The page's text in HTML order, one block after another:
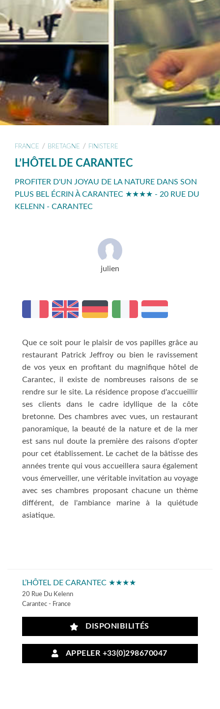
FRANCE / BRETAGNE / FINISTERE
L’HÔTEL DE CARANTEC
PROFITER D'UN JOYAU DE LA NATURE DANS SON
PLUS BEL ÉCRIN À CARANTEC ★★★★ - 20 RUE DU
KELENN - CARANTEC
julien
Que ce soit pour le plaisir de vos papilles grâce au
restaurant Patrick Jeffroy ou bien le ravissement
de vos yeux en profitant du magnifique hôtel de
Carantec, il existe de nombreuses raisons de se
rendre sur le site. La résidence propose d'accueillir
ses clients dans le cadre idyllique de la côte
bretonne. Des chambres avec vues, un restaurant
panoramique, la beauté de la nature et de la mer
est sans nul doute la première des raisons d'opter
pour cet établissement. Le cachet de la bâtisse des
années trente qui vous accueillera saura également
vous émerveiller, une véritable invitation au voyage
avec ses chambres proposant chacune un thème
différent, de l'ambiance marine à la quiétude
asiatique.
L’HÔTEL DE CARANTEC ★★★★
20 Rue Du Kelenn
Carantec - France
DISPONIBILITÉS
APPELER +33(0)298670047